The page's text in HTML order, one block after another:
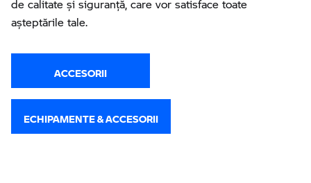
de calitate și siguranță, care vor satisface toate
așteptările tale.
ACCESORII
ECHIPAMENTE & ACCESORII